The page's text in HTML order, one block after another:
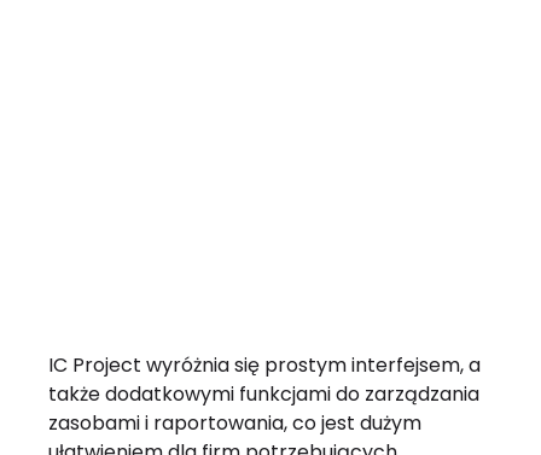
IC Project wyróżnia się prostym interfejsem, a
także dodatkowymi funkcjami do zarządzania
zasobami i raportowania, co jest dużym